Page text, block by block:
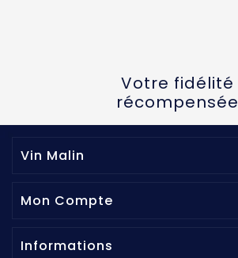
Votre fidélité
récompensée
Vin Malin
Mon Compte
Informations